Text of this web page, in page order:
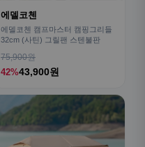
에델코첸
에델코첸 캠프마스터 캠핑그리들
32cm (사틴) 그릴팬 스텐불판
75,900원
42%43,900원